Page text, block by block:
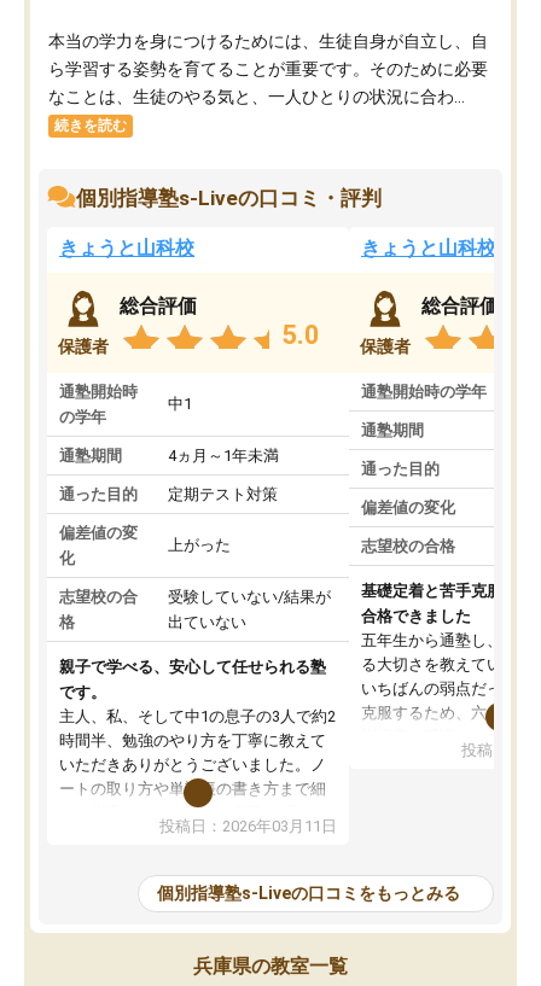
本当の学力を身につけるためには、生徒自身が自立し、自
ら学習する姿勢を育てることが重要です。そのために必要
なことは、生徒のやる気と、一人ひとりの状況に合わ...
続きを読む
個別指導塾s-Liveの口コミ・評判
きょうと山科校
保護者
総合評価
5.0
通塾開始時
の学年
中1
通塾期間 4ヵ月～1年未満
通った目的 定期テスト対策
偏差値の変
化
上がった
志望校の合
格
受験していない/結果が
出ていない
親子で学べる、安心して任せられる塾
です。
主人、私、そして中1の息子の3人で約2
時間半、勉強のやり方を丁寧に教えて
いただきありがとうございました。ノ
ートの取り方や単語帳の書き方まで細
かく指導してくださり、息子も「わか
る→できる→なれる」という言葉に励
勢になってきました。塾長さんの人柄
も良く、本人が「塾に行きたい」と言
い出したこともあり、通わせて良かっ
たと感じています。これからも楽しく
通い、前向きに勉強してくれることを
投稿日：2026年03月11日
きょうと山科校
保護者
総合評価
通塾開始時の学年
通塾期間
通った目的
偏差値の変化
志望校の合格
基礎定着と苦手克服のお
合格できました
五年生から通塾し、着実
る大切さを教えていただ
いちばんの弱点だった国
克服するため、六年生の
これを機に点数が劇的
6年生のはじめは模試で
したが、それにも諦めず
指導をしていただいたお
投稿日：
個別指導塾s-Liveの口コミをもっとみる
兵庫県の教室一覧